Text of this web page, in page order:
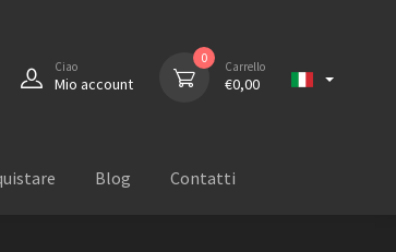
Ciao
Mio account
0
Carrello
€0,00
Blog Contatti